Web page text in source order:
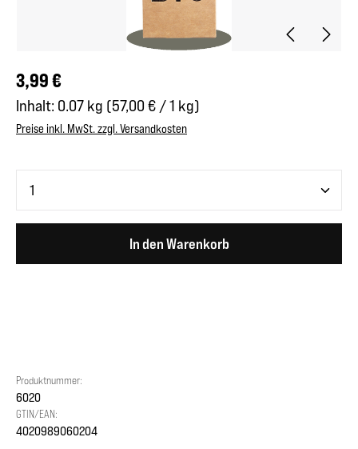
Regulärer Preis:
3,99 €
Inhalt: 0.07 kg (57,00 € / 1 kg)
Preise inkl. MwSt. zzgl. Versandkosten
In den Warenkorb
Produktnummer:
6020
GTIN/EAN:
4020989060204